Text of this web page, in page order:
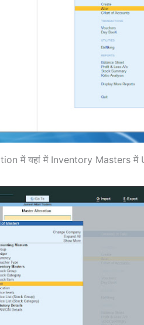
में यहां में Inventory Masters में